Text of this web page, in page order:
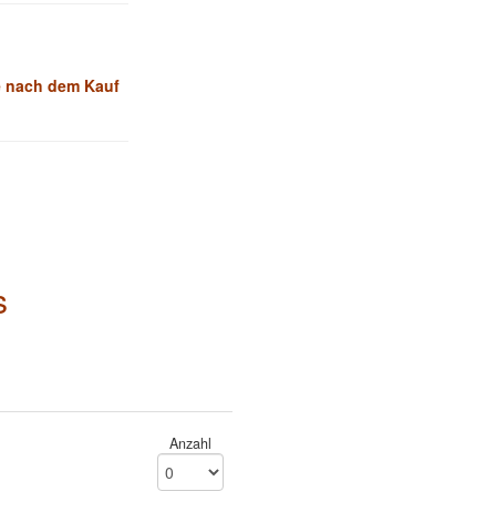
nach dem Kauf
Anzahl